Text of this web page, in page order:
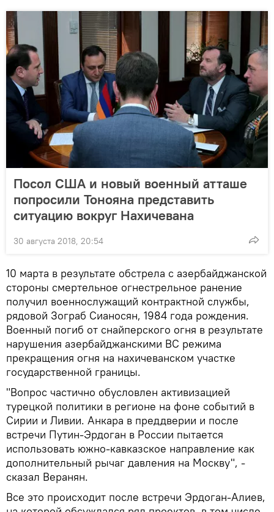
Посол США и новый военный атташе
попросили Тонояна представить
ситуацию вокруг Нахичевана
30 августа 2018, 20:54
10 марта в результате обстрела с азербайджанской
стороны смертельное огнестрельное ранение
получил военнослужащий контрактной службы,
рядовой Зограб Сианосян, 1984 года рождения.
Военный погиб от снайперского огня в результате
нарушения азербайджанскими ВС режима
прекращения огня на нахичеванском участке
государственной границы.
"Вопрос частично обусловлен активизацией
турецкой политики в регионе на фоне событий в
Сирии и Ливии. Анкара в преддверии и после
встречи Путин-Эрдоган в России пытается
использовать южно-кавказское направление как
дополнительный рычаг давления на Москву", -
сказал Веранян.
Все это происходит после встречи Эрдоган-Алиев,